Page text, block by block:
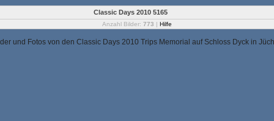
Classic Days 2010 5165
Anzahl Bilder: 773 | Hilfe
und Fotos von den Classic Days 2010 Trips Memorial auf Schloss Dyck in